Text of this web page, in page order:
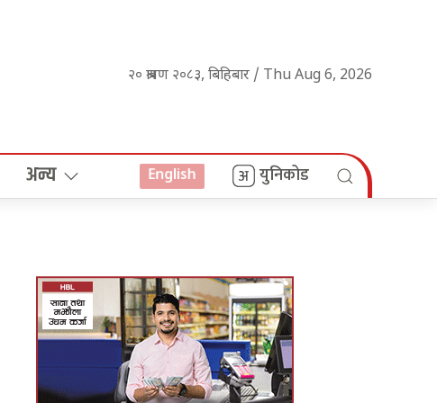
२० श्रावण २०८३, बिहिबार / Thu Aug 6, 2026
अन्य English युनिकोड